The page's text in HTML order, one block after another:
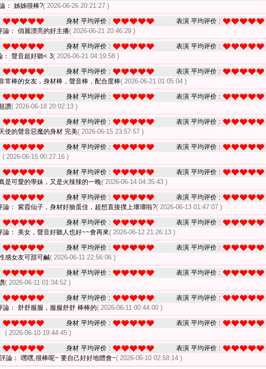
： 姊姊很棒?( 2026-06-26 20:21:27 )
身材 平均评价 : 表演 平均评价 :
論： 俏麗漂亮的好主播( 2026-06-21 20:46:29 )
身材 平均评价 : 表演 平均评价 :
： 聲音超好聽< 3( 2026-06-21 04:19:58 )
身材 平均评价 : 表演 平均评价 :
常棒的女友，身材棒，聲音棒，配合度棒( 2026-06-21 01:05:04 )
身材 平均评价 : 表演 平均评价 :
讚( 2026-06-18 20:02:13 )
身材 平均评价 : 表演 平均评价 :
使的聲音惡魔的身材 完美( 2026-06-15 23:57:57 )
身材 平均评价 : 表演 平均评价 :
( 2026-06-15 00:27:16 )
身材 平均评价 : 表演 平均评价 :
是可愛的學妹，又是火辣辣的一晚( 2026-06-14 04:35:43 )
身材 平均评价 : 表演 平均评价 :
論： 紫霞仙子，身材好臉蛋佳，超想直接撲上壞壞啦?( 2026-06-13 01:47:07 )
身材 平均评价 : 表演 平均评价 :
論： 美女，聲音好聽人也好~~會再來( 2026-06-12 21:26:13 )
身材 平均评价 : 表演 平均评价 :
感女友可甜可鹹( 2026-06-11 22:56:06 )
身材 平均评价 : 表演 平均评价 :
( 2026-06-11 01:34:52 )
身材 平均评价 : 表演 平均评价 :
論： 舒舒服服，服服舒舒 棒棒的( 2026-06-11 00:44:00 )
身材 平均评价 : 表演 平均评价 :
( 2026-06-10 19:44:45 )
身材 平均评价 : 表演 平均评价 :
論： 嘿嘿,很棒呢~ 要自己好好地體會~( 2026-06-10 02:58:14 )